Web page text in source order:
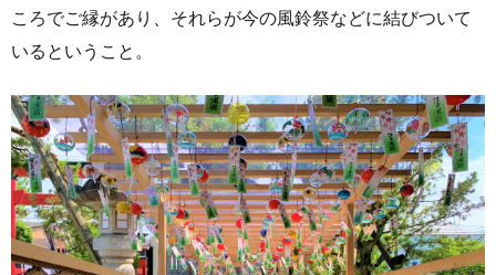
ころでご縁があり、それらが今の風鈴祭などに結びついて
いるということ。